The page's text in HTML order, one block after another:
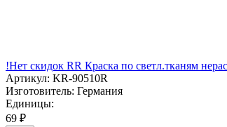
!Нет скидок RR Краска по светл.тканям
Артикул: KR-90510R
Изготовитель: Германия
Единицы:
69 ₽